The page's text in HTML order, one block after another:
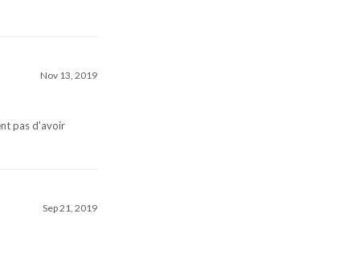
Nov 13, 2019
pas d'avoir
Sep 21, 2019